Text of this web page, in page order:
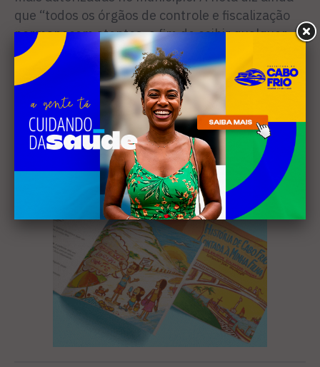
que “todos os órgãos de controle e fiscalização
permanecem atentos, a fim de coibir qualquer
tentativa de implantação de empreendimentos
em desacordo com a legislação vigente”.